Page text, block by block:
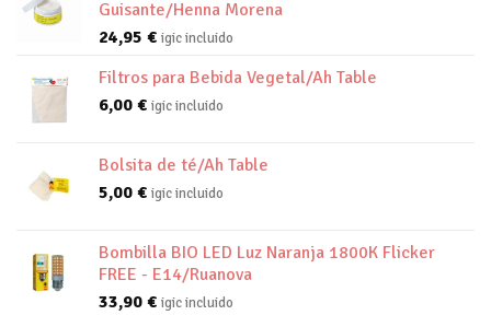
Guisante/Henna Morena
24,95 € igic incluido
Filtros para Bebida Vegetal/Ah Table
6,00 € igic incluido
Bolsita de té/Ah Table
5,00 € igic incluido
Bombilla BIO LED Luz Naranja 1800K Flicker
FREE - E14/Ruanova
33,90 € igic incluido